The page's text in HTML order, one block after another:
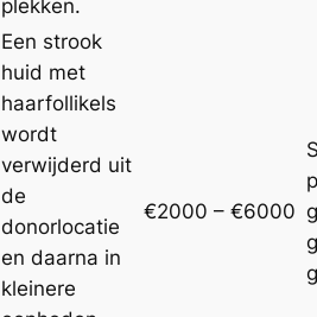
plekken.
Een strook
huid met
haarfollikels
wordt
verwijderd uit
de
donorlocatie
en daarna in
kleinere
€2000 – €6000